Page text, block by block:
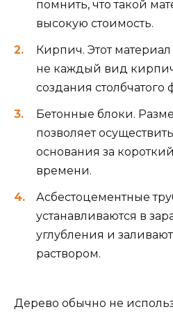
помнить, что такой
высокую стоимость.
Кирпич. Этот
не каждый вид
создания столбчатого
Бетонные блоки.
позволяет
основания за
времени.
Асбестоцементные
устанавливаются в
углубления и
раствором.
Дерево обычно не